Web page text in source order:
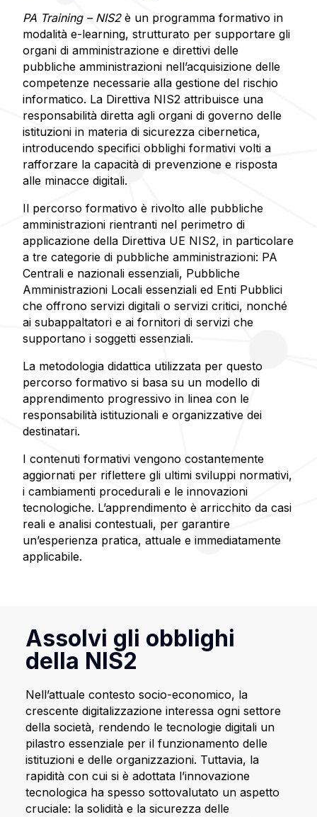
PA Training – NIS2è un programma formativo in
modalità e-learning, strutturato per supportare gli
organi di amministrazione e direttivi delle
pubbliche amministrazioni nell’acquisizione delle
competenze necessarie alla gestione del rischio
informatico. La Direttiva NIS2 attribuisce una
responsabilità diretta agli organi di governo delle
istituzioni in materia di sicurezza cibernetica,
introducendo specifici obblighi formativi volti a
rafforzare la capacità di prevenzione e risposta
alle minacce digitali.
Il percorso formativo è rivolto alle pubbliche
amministrazioni rientranti nel perimetro di
applicazione della Direttiva UE NIS2, in particolare
a tre categorie di pubbliche amministrazioni: PA
Centrali e nazionali essenziali, Pubbliche
Amministrazioni Locali essenziali ed Enti Pubblici
che offrono servizi digitali o servizi critici, nonché
ai subappaltatori e ai fornitori di servizi che
supportano i soggetti essenziali.
La metodologia didattica utilizzata per questo
percorso formativo si basa su un modello di
apprendimento progressivo in linea con le
responsabilità istituzionali e organizzative dei
destinatari.
I contenuti formativi vengono costantemente
aggiornati per riflettere gli ultimi sviluppi normativi,
i cambiamenti procedurali e le innovazioni
tecnologiche. L’apprendimento è arricchito da casi
reali e analisi contestuali, per garantire
un’esperienza pratica, attuale e immediatamente
applicabile.
Assolvi gli obblighi
della NIS2
Nell’attuale contesto socio-economico, la
crescente digitalizzazione interessa ogni settore
della società, rendendo le tecnologie digitali un
pilastro essenziale per il funzionamento delle
istituzioni e delle organizzazioni. Tuttavia, la
rapidità con cui si è adottata l’innovazione
tecnologica ha spesso sottovalutato un aspetto
cruciale: la solidità e la sicurezza delle